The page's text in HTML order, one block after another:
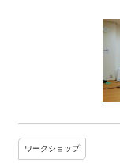
ワークショップ